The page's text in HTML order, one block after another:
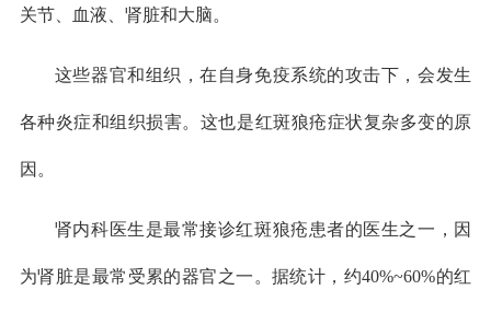
关节、血液、肾脏和大脑。
这些器官和组织，在自身免疫系统的攻击下，会发生
各种炎症和组织损害。这也是红斑狼疮症状复杂多变的原
因。
肾内科医生是最常接诊红斑狼疮患者的医生之一，因
为肾脏是最常受累的器官之一。据统计，约40%~60%的红